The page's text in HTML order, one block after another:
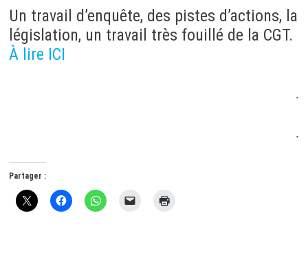
Un travail d’enquête, des pistes d’actions, la
législation, un travail très fouillé de la CGT.
À lire ICI
.
.
Partager :